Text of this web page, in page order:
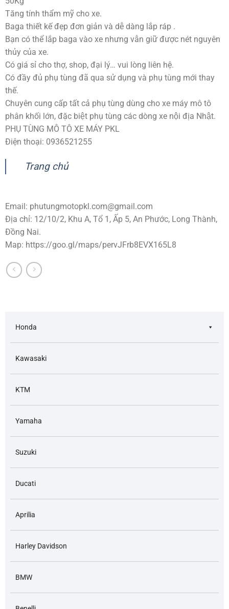
Tăng tính thẩm mỹ cho xe.
Baga thiết kế đẹp đơn giản và dễ dàng lắp ráp .
Bạn có thể lắp baga vào xe nhưng vẫn giữ được nét nguyên
thủy của xe.
Có giá sỉ cho thợ, shop, đại lý… vui lòng liên hệ.
Có đầy đủ phụ tùng đã qua sử dụng và phụ tùng mới thay
thế.
Chuyên cung cấp tất cả phụ tùng dùng cho xe máy mô tô
phân khối lớn, đặc biệt phụ tùng các dòng xe nội địa Nhật.
PHỤ TÙNG MÔ TÔ XE MÁY PKL
Điện thoại: 0936521255
Trang chủ
Email: phutungmotopkl.com@gmail.com
Địa chỉ: 12/10/2, Khu A, Tổ 1, Ấp 5, An Phước, Long Thành,
Đồng Nai.
Map: https://goo.gl/maps/pervJFrb8EVX165L8
Honda
Kawasaki
KTM
Yamaha
Suzuki
Ducati
Aprilia
Harley Davidson
BMW